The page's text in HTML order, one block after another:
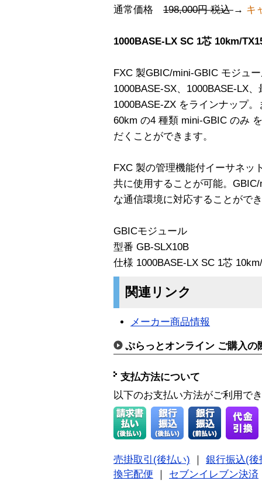
通常価格 198,000円 税込→ キ
1000BASE-LX SC 1芯 10km/
FXC 製GBIC/mini-GBIC モジュ
1000BASE-SX、1000BASE-LX
1000BASE-ZX をラインナップ
60km の4 種類 mini-GBIC のみ
だくことができます。
FXC 製の管理機能付イーサネッ
共に使用することが可能。
な通信環境に対応することがで
GBICモジュール
型番 GB-SLX10B
仕様 1000BASE-LX SC 1芯
関連リンク
メーカー商品情報
ぷらっとオンライン ご購入の
支払方法について
以下のお支払い方法がご利用で
売掛取引(後払い)
銀行振込(後
換宅配便
セブンイレブン決済